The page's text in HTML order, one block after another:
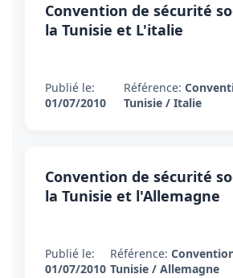
Convention de sécurité
la Tunisie et L'italie
Publié le:
01/07/2010
Référence:
Tunisie / Italie
Convention de sécurité
la Tunisie et l'Allemagne
Publié le:
01/07/2010
Référence:
Tunisie / Allemagne